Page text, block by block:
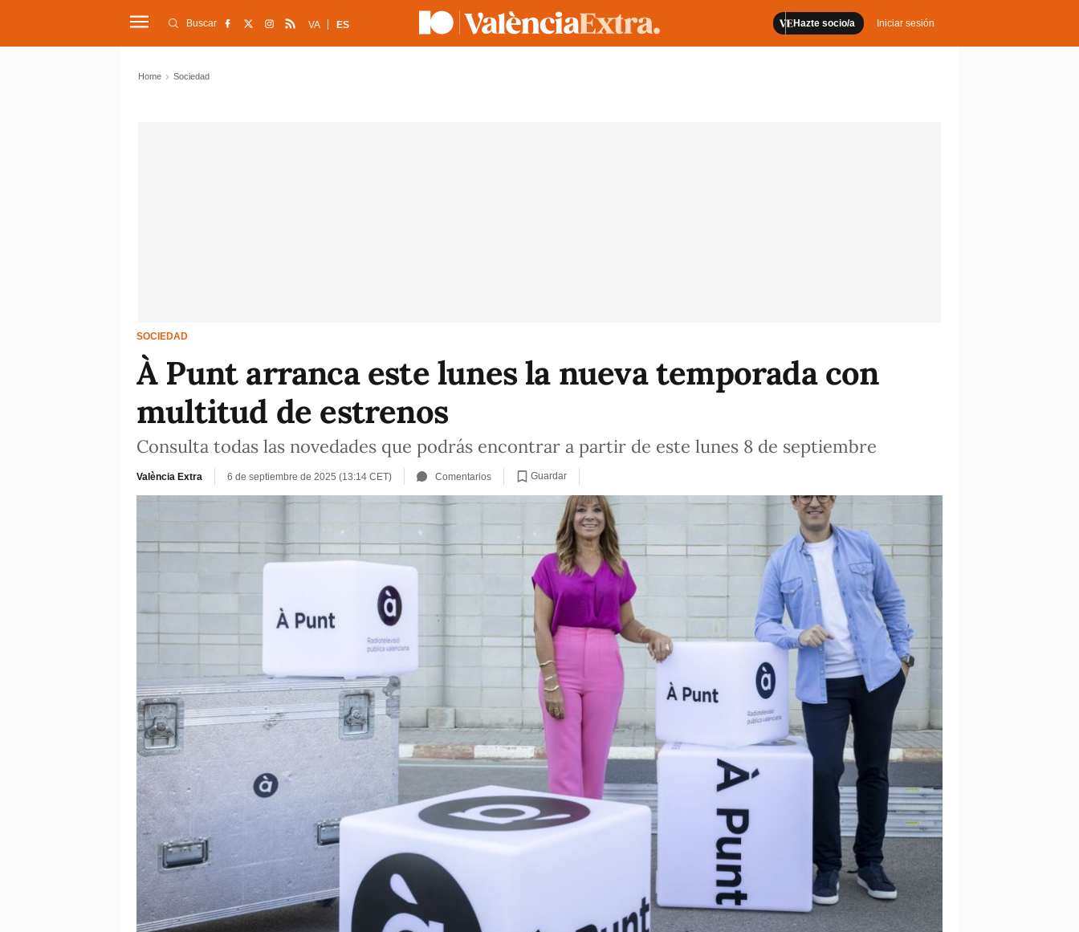
Hazte socio/a Iniciar sesión
Buscar VA ES
Home Sociedad
SOCIEDAD
À Punt arranca este lunes la nueva temporada con
multitud de estrenos
Consulta todas las novedades que podrás encontrar a partir de este lunes 8 de septiembre
València Extra 6 de septiembre de 2025 (13:14 CET) Comentarios Guardar